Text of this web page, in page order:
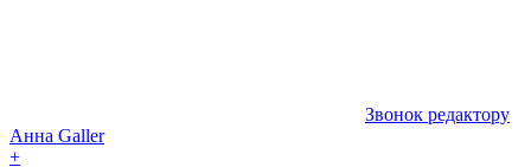
Звонок редактору
Анна Galler
+